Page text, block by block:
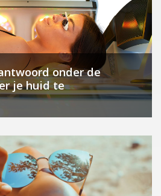
onder de
je huid te